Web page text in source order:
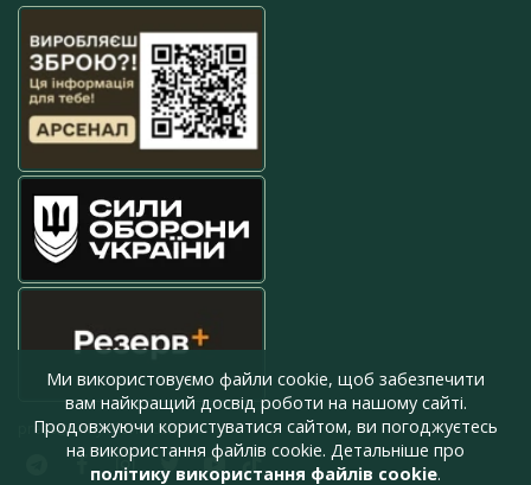
press@armyinform.com.ua
Ми використовуємо файли cookie, щоб забезпечити
вам найкращий досвід роботи на нашому сайті.
Продовжуючи користуватися сайтом, ви погоджуєтесь
на використання файлів cookie. Детальніше про
політику використання файлів cookie.